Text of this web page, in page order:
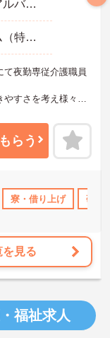
助 日勤のみ
非常勤・パート・アルバイト
特別養護老人ホーム（特養）
夜勤専従介護職員
すさを考え様々な
に詳細をお話しい
らう
寮・借り上げ 研修
を見る
福祉求人